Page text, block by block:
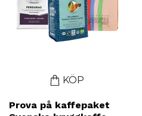
KÖP
Prova på kaffepaket